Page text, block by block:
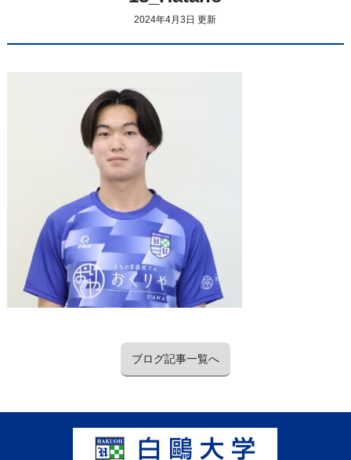
2024年4月3日 更新
ブログ記事一覧へ